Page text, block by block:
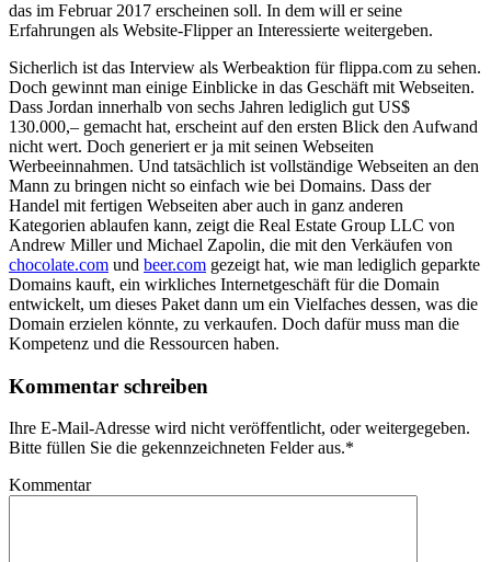
das im Februar 2017 erscheinen soll. In dem will er seine
Erfahrungen als Website-Flipper an Interessierte weitergeben.
Sicherlich ist das Interview als Werbeaktion für flippa.com zu sehen.
Doch gewinnt man einige Einblicke in das Geschäft mit Webseiten.
Dass Jordan innerhalb von sechs Jahren lediglich gut US$
130.000,– gemacht hat, erscheint auf den ersten Blick den Aufwand
nicht wert. Doch generiert er ja mit seinen Webseiten
Werbeeinnahmen. Und tatsächlich ist vollständige Webseiten an den
Mann zu bringen nicht so einfach wie bei Domains. Dass der
Handel mit fertigen Webseiten aber auch in ganz anderen
Kategorien ablaufen kann, zeigt die Real Estate Group LLC von
Andrew Miller und Michael Zapolin, die mit den Verkäufen von
chocolate.com und beer.com gezeigt hat, wie man lediglich geparkte
Domains kauft, ein wirkliches Internetgeschäft für die Domain
entwickelt, um dieses Paket dann um ein Vielfaches dessen, was die
Domain erzielen könnte, zu verkaufen. Doch dafür muss man die
Kompetenz und die Ressourcen haben.
Kommentar schreiben
Ihre E-Mail-Adresse wird nicht veröffentlicht, oder weitergegeben.
Bitte füllen Sie die gekennzeichneten Felder aus.*
Kommentar